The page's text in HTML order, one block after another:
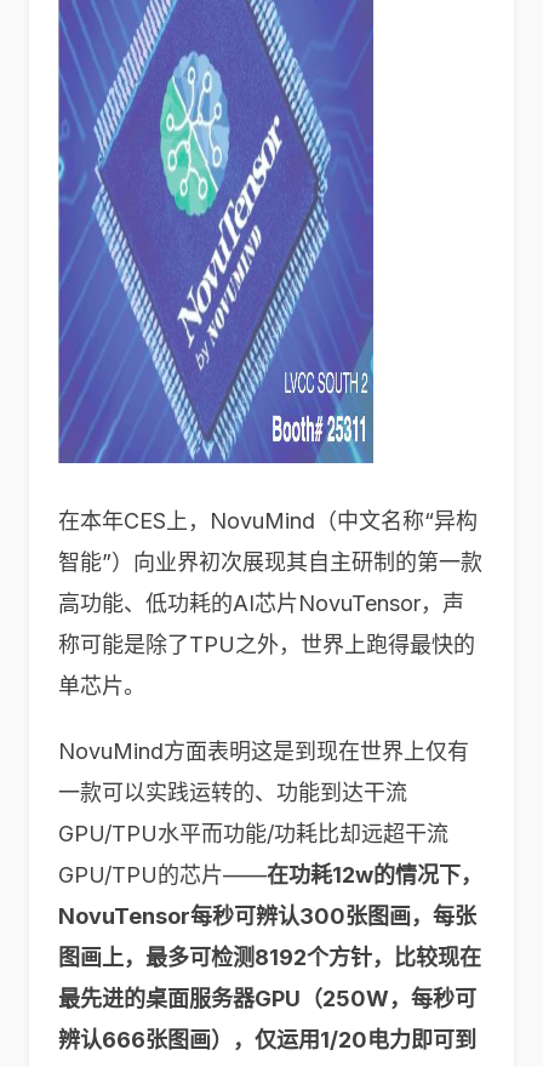
在本年CES上，NovuMind（中文名称“异构
智能”）向业界初次展现其自主研制的第一款
高功能、低功耗的AI芯片NovuTensor，声
称可能是除了TPU之外，世界上跑得最快的
单芯片。
NovuMind方面表明这是到现在世界上仅有
一款可以实践运转的、功能到达干流
GPU/TPU水平而功能/功耗比却远超干流
GPU/TPU的芯片——在功耗12w的情况下，
NovuTensor每秒可辨认300张图画，每张
图画上，最多可检测8192个方针，比较现在
最先进的桌面服务器GPU（250W，每秒可
辨认666张图画），仅运用1/20电力即可到